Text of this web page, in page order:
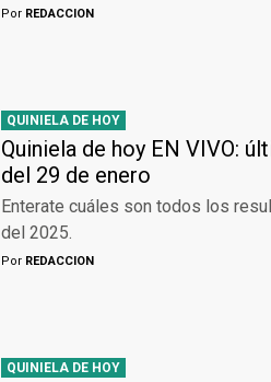
Por REDACCION
QUINIELA DE HOY
Quiniela de hoy EN VIVO:
del 29 de enero
Enterate cuáles son todos los
del 2025.
Por REDACCION
QUINIELA DE HOY